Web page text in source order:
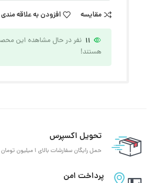
مقایسه
افزودن به علاقه مندی
11 نفر در حال مشاهده این
هستند!
تحویل اکسپرس
حمل رایگان سفارشات بالای 1 میلیون تومان
پرداخت امن